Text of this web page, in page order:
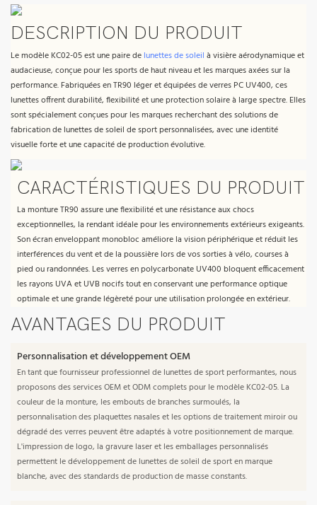
DESCRIPTION DU PRODUIT
Le modèle KC02-05 est une paire de lunettes de soleil à visière aérodynamique et
audacieuse, conçue pour les sports de haut niveau et les marques axées sur la
performance. Fabriquées en TR90 léger et équipées de verres PC UV400, ces
lunettes offrent durabilité, flexibilité et une protection solaire à large spectre. Elles
sont spécialement conçues pour les marques recherchant des solutions de
fabrication de lunettes de soleil de sport personnalisées, avec une identité
visuelle forte et une capacité de production évolutive.
CARACTÉRISTIQUES DU PRODUIT
La monture TR90 assure une flexibilité et une résistance aux chocs
exceptionnelles, la rendant idéale pour les environnements extérieurs exigeants.
Son écran enveloppant monobloc améliore la vision périphérique et réduit les
interférences du vent et de la poussière lors de vos sorties à vélo, courses à
pied ou randonnées. Les verres en polycarbonate UV400 bloquent efficacement
les rayons UVA et UVB nocifs tout en conservant une performance optique
optimale et une grande légèreté pour une utilisation prolongée en extérieur.
AVANTAGES DU PRODUIT
Personnalisation et développement OEM
En tant que fournisseur professionnel de lunettes de sport performantes, nous
proposons des services OEM et ODM complets pour le modèle KC02-05. La
couleur de la monture, les embouts de branches surmoulés, la
personnalisation des plaquettes nasales et les options de traitement miroir ou
dégradé des verres peuvent être adaptés à votre positionnement de marque.
L'impression de logo, la gravure laser et les emballages personnalisés
permettent le développement de lunettes de soleil de sport en marque
blanche, avec des standards de production de masse constants.